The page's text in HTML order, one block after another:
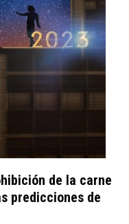
de la carne
predicciones de